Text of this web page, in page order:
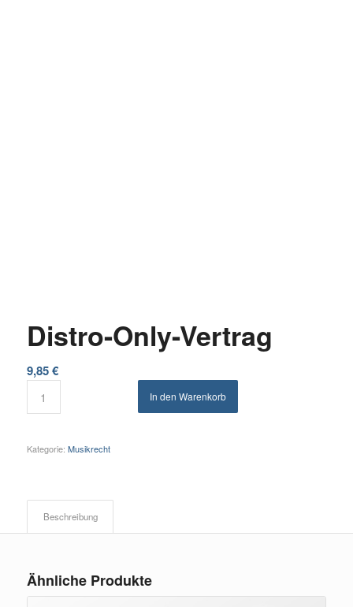
Distro-Only-Vertrag
9,85€
In den Warenkorb
Kategorie: Musikrecht
Beschreibung
Ähnliche Produkte